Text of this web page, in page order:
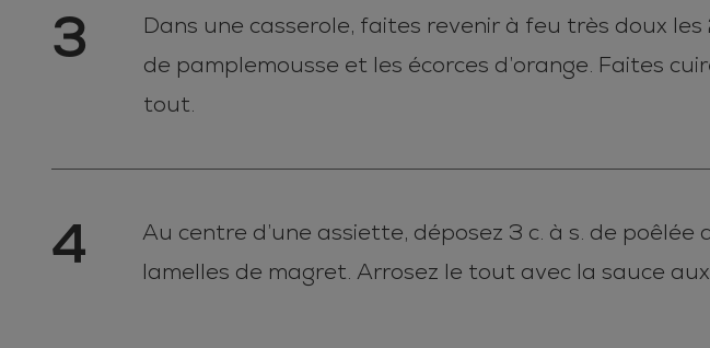
3
Dans une casserole, faites revenir à feu très doux les
de pamplemousse et les écorces d’orange. Faites
tout.
4
Au centre d’une assiette, déposez 3 c. à s. de
lamelles de magret. Arrosez le tout avec la sauce